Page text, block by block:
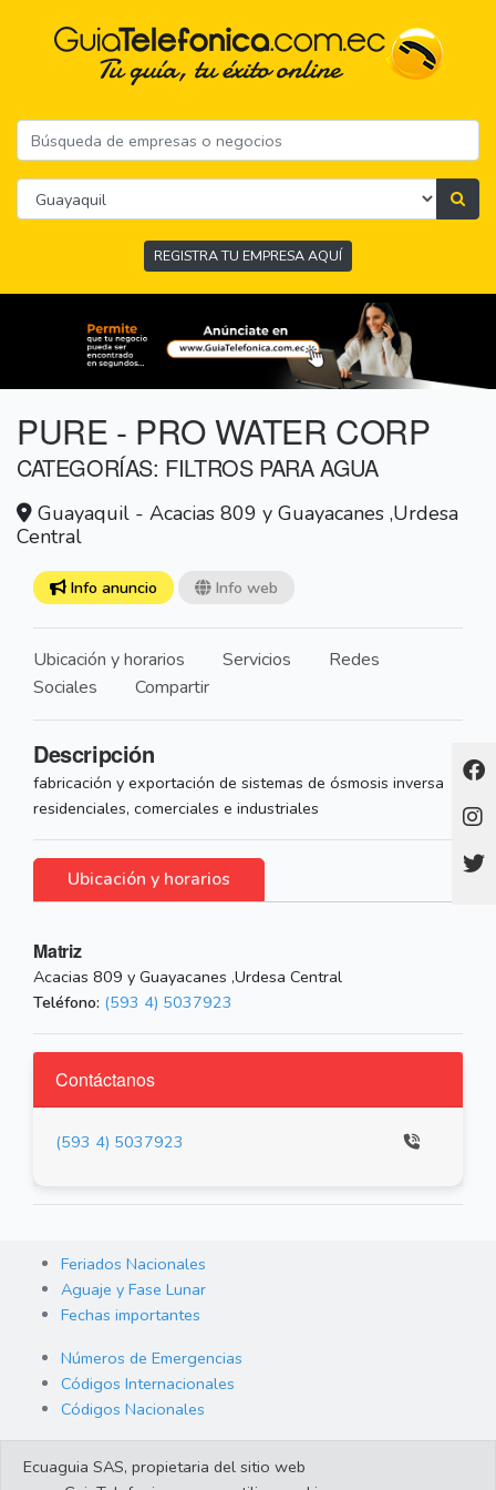
REGISTRA TU EMPRESA AQUÍ
PURE - PRO WATER CORP
CATEGORÍAS: FILTROS PARA AGUA
Guayaquil - Acacias 809 y Guayacanes ,Urdesa
Central
Info anuncio Info web
Ubicación y horarios Servicios
Redes
Sociales
Compartir
Descripción
fabricación y exportación de sistemas de ósmosis inversa
residenciales, comerciales e industriales
Ubicación y horarios
Matriz
Acacias 809 y Guayacanes ,Urdesa Central
Teléfono: (593 4) 5037923
Contáctanos
(593 4) 5037923
Feriados Nacionales
Aguaje y Fase Lunar
Fechas importantes
Números de Emergencias
Códigos Internacionales
Códigos Nacionales
Cambio de Divisas
Ecuaguia SAS, propietaria del sitio web